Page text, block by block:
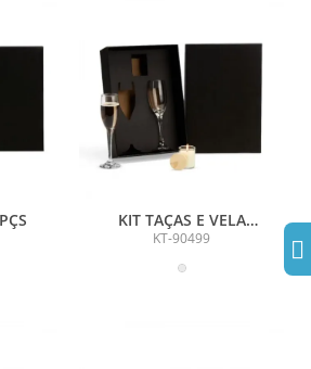
KIT TAÇAS E VELA
AROMATIZADA - 3 PÇS
KT-90499